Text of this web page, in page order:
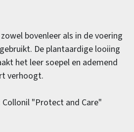
bovenleer als in de voering
De plantaardige looiing
het leer soepel en ademend
verhoogt.
Collonil "Protect and Care"